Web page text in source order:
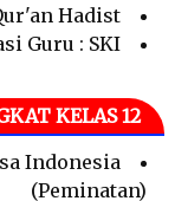
Hadist
Guru : SKI
KELAS 12
Indonesia
(Peminatan)